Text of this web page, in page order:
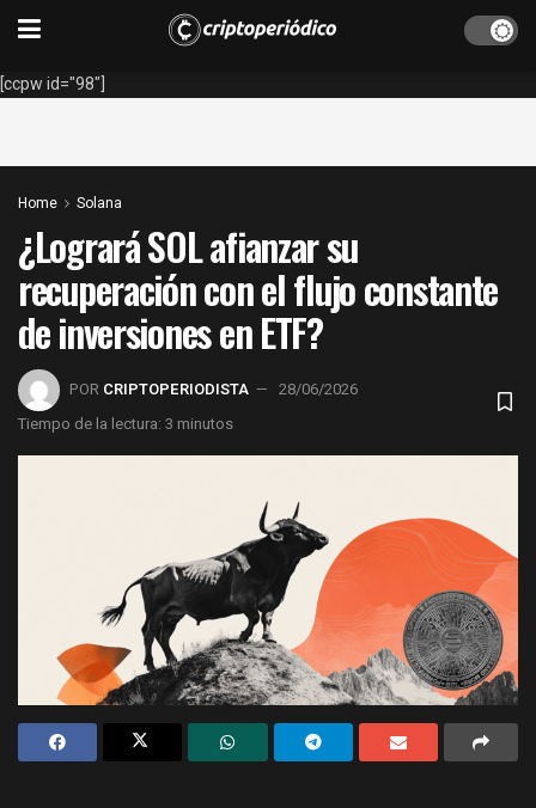
[ccpw id="98"]
Home Solana
¿Logrará SOL afianzar su
recuperación con el flujo constante
de inversiones en ETF?
POR CRIPTOPERIODISTA
28/06/2026
Tiempo de la lectura: 3 minutos